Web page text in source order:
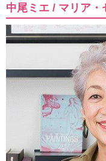
中尾ミエ / マリア・